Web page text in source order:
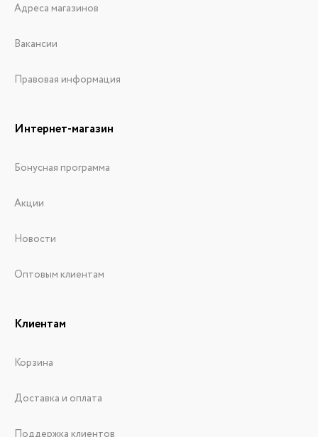
Адреса магазинов
Вакансии
Правовая информация
Интернет-магазин
Бонусная программа
Акции
Новости
Оптовым клиентам
Клиентам
Корзина
Доставка и оплата